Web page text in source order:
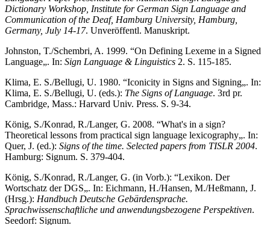
Dictionary Workshop, Institute for German Sign Language and
Communication of the Deaf, Hamburg University, Hamburg,
Germany, July 14-17. Unveröffentl. Manuskript.
Johnston, T./Schembri, A. 1999. “On Defining Lexeme in a Signed
Language„. In: Sign Language & Linguistics 2. S. 115-185.
Klima, E. S./Bellugi, U. 1980. “Iconicity in Signs and Signing„. In:
Klima, E. S./Bellugi, U. (eds.): The Signs of Language. 3rd pr.
Cambridge, Mass.: Harvard Univ. Press. S. 9-34.
König, S./Konrad, R./Langer, G. 2008. “What's in a sign?
Theoretical lessons from practical sign language lexicography„. In:
Quer, J. (ed.): Signs of the time. Selected papers from TISLR 2004.
Hamburg: Signum. S. 379-404.
König, S./Konrad, R./Langer, G. (in Vorb.): “Lexikon. Der
Wortschatz der DGS„. In: Eichmann, H./Hansen, M./Heßmann, J.
(Hrsg.): Handbuch Deutsche Gebärdensprache.
Sprachwissenschaftliche und anwendungsbezogene Perspektiven.
Seedorf: Signum.